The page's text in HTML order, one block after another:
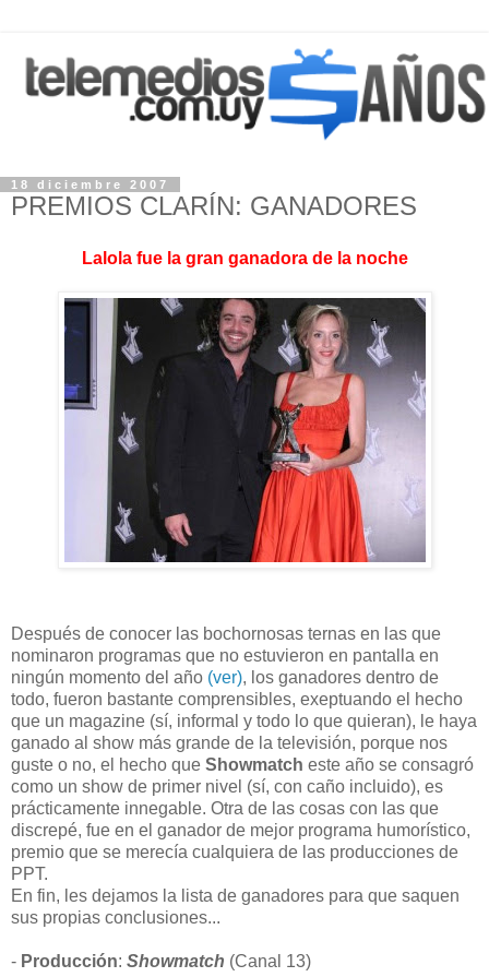
18 diciembre 2007
PREMIOS CLARÍN: GANADORES
Lalola fue la gran ganadora de la noche
Después de conocer las bochornosas ternas en las que
nominaron programas que no estuvieron en pantalla en
ningún momento del año (ver), los ganadores dentro de
todo, fueron bastante comprensibles, exeptuando el hecho
que un magazine (sí, informal y todo lo que quieran), le haya
ganado al show más grande de la televisión, porque nos
guste o no, el hecho que Showmatch este año se consagró
como un show de primer nivel (sí, con caño incluido), es
prácticamente innegable. Otra de las cosas con las que
discrepé, fue en el ganador de mejor programa humorístico,
premio que se merecía cualquiera de las producciones de
PPT.
En fin, les dejamos la lista de ganadores para que saquen
sus propias conclusiones...
- Producción: Showmatch (Canal 13)